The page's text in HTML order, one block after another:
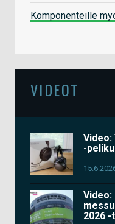
Komponenteille
VIDEOT
Video:
-
2026